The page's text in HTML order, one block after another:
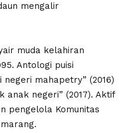
mengalir
muda kelahiran
Antologi puisi
mahapetry” (2016)
anak negeri” (2017). Aktif
pengelola Komunitas